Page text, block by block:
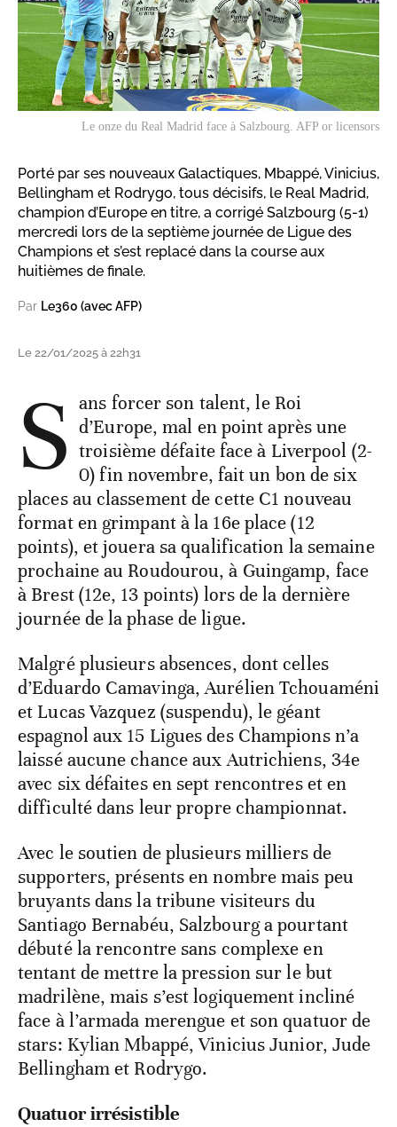
Le onze du Real Madrid face à Salzbourg. AFP or licensors
Porté par ses nouveaux Galactiques, Mbappé, Vinicius,
Bellingham et Rodrygo, tous décisifs, le Real Madrid,
champion d’Europe en titre, a corrigé Salzbourg (5-1)
mercredi lors de la septième journée de Ligue des
Champions et s’est replacé dans la course aux
huitièmes de finale.
Par Le360 (avec AFP)
Le 22/01/2025 à 22h31
S ans forcer son talent, le Roi
d’Europe, mal en point après une
troisième défaite face à Liverpool (2-
0) fin novembre, fait un bon de six
places au classement de cette C1 nouveau
format en grimpant à la 16e place (12
points), et jouera sa qualification la semaine
prochaine au Roudourou, à Guingamp, face
à Brest (12e, 13 points) lors de la dernière
journée de la phase de ligue.
Malgré plusieurs absences, dont celles
d’Eduardo Camavinga, Aurélien Tchouaméni
et Lucas Vazquez (suspendu), le géant
espagnol aux 15 Ligues des Champions n’a
laissé aucune chance aux Autrichiens, 34e
avec six défaites en sept rencontres et en
difficulté dans leur propre championnat.
Avec le soutien de plusieurs milliers de
supporters, présents en nombre mais peu
bruyants dans la tribune visiteurs du
Santiago Bernabéu, Salzbourg a pourtant
débuté la rencontre sans complexe en
tentant de mettre la pression sur le but
madrilène, mais s’est logiquement incliné
face à l’armada merengue et son quatuor de
stars: Kylian Mbappé, Vinicius Junior, Jude
Bellingham et Rodrygo.
Quatuor irrésistible